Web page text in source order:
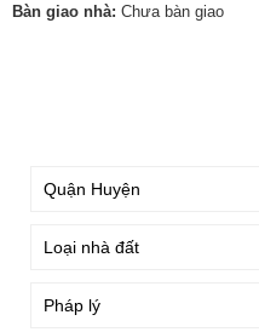
Bàn giao nhà: Chưa bàn giao